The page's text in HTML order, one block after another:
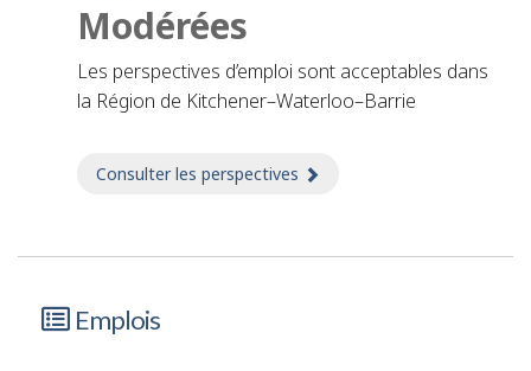
Modérées
Les perspectives d’emploi sont acceptables dans
la Région de Kitchener–Waterloo–Barrie
Consulter les perspectives
Emplois